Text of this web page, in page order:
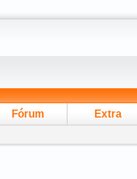
Fórum Extra